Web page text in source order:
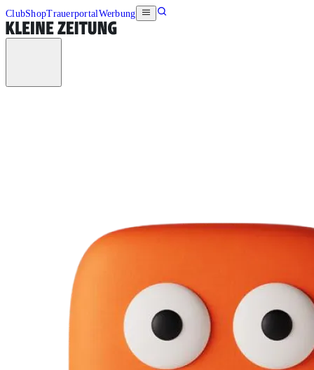
ClubShopTrauerportalWerbung